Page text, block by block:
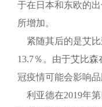
于在日本和东欧的
所增加。
紧随其后的是艾比
13.7％。由于艾比
冠疫情可能会影响品
利亚德在2019年